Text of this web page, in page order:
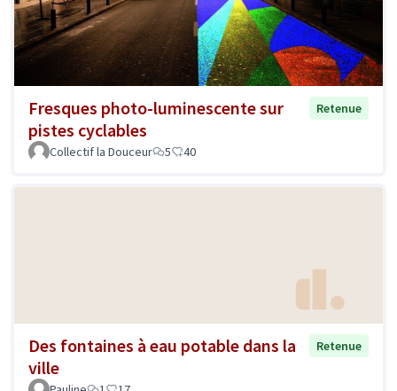
Fresques photo-luminescente sur
pistes cyclables
Retenue
Collectif la Douceur 5 40
Des fontaines à eau potable dans la
ville
Retenue